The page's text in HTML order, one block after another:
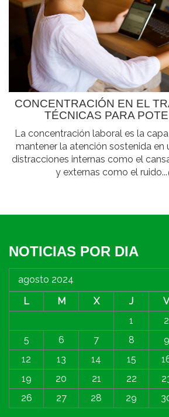
CONCENTRACIÓN EN EL
TÉCNICAS PARA
La concentración laboral es la
mantener la atención sostenida en
distracciones internas como el
y externas como el ruido...
NOTICIAS POR DIA
agosto 2024
L
M X J V
1
2
5
6 7 8 9
12
13 14 15
19
20 21 22
26
27 28 29